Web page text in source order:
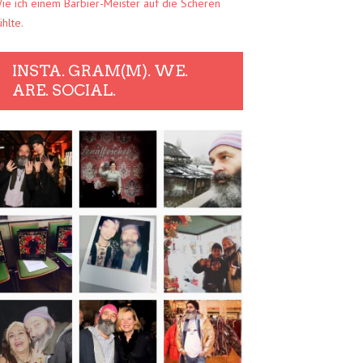
ich einem Barbier-Meister auf die Scheren
INSTA. GRAM(M). WE.
ARE. SOCIAL.